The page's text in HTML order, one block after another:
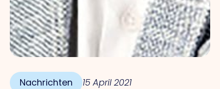
Nachrichten 15 April 2021